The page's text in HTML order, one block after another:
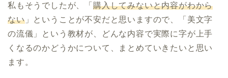
私もそうでしたが、「購入してみないと内容がわから
ない」ということが不安だと思いますので、「美文字
の流儀」という教材が、どんな内容で実際に字が上手
くなるのかどうかについて、まとめていきたいと思い
ます。